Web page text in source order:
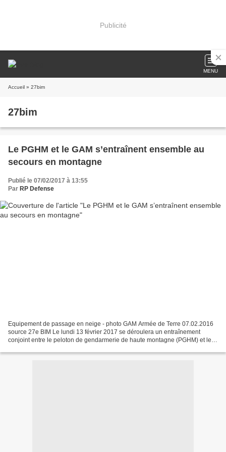
Publicité
MENU
Accueil » 27bim
27bim
Le PGHM et le GAM s’entraînent ensemble au
secours en montagne
Publié le 07/02/2017 à 13:55
Par RP Defense
Equipement de passage en neige - photo GAM Armée de Terre 07.02.2016
source 27e BIM Le lundi 13 février 2017 se déroulera un entraînement
conjoint entre le peloton de gendarmerie de haute montagne (PGHM) et le